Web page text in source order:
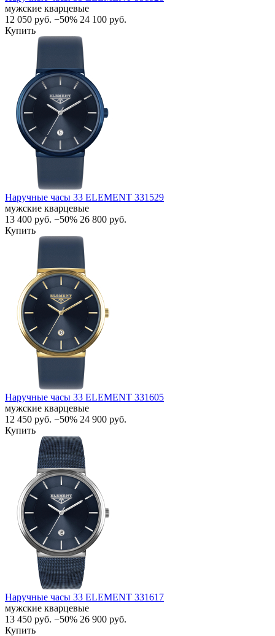
мужские кварцевые
12 050 руб. −50% 24 100 руб.
Купить
Наручные часы 33 ELEMENT 331529
мужские кварцевые
13 400 руб. −50% 26 800 руб.
Купить
Наручные часы 33 ELEMENT 331605
мужские кварцевые
12 450 руб. −50% 24 900 руб.
Купить
Наручные часы 33 ELEMENT 331617
мужские кварцевые
13 450 руб. −50% 26 900 руб.
Купить